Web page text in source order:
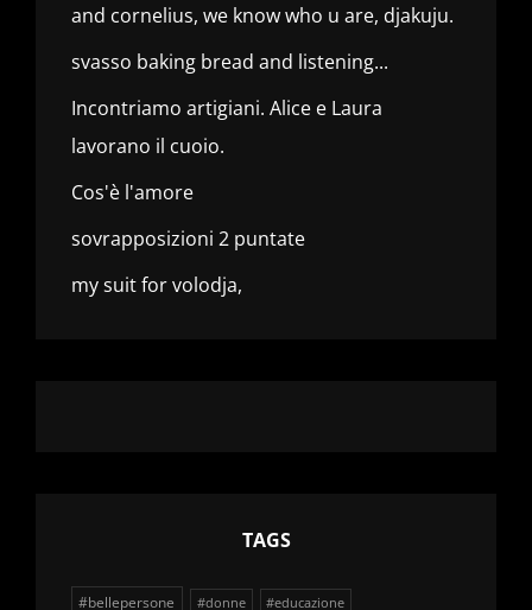
and cornelius, we know who u are, djakuju.
svasso baking bread and listening...
Incontriamo artigiani. Alice e Laura
lavorano il cuoio.
Cos'è l'amore
sovrapposizioni 2 puntate
my suit for volodja,
TAGS
#bellepersone #donne #educazione